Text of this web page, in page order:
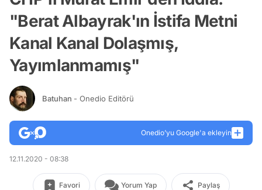
"Berat Albayrak'ın İstifa Metni
Kanal Kanal Dolaşmış,
Yayımlanmamış"
Batuhan - Onedio Editörü
Onedio’yu Google'a ekleyin
12.11.2020 - 08:38
Favori Yorum Yap Paylaş